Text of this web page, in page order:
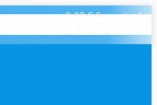
0,00€ 0 genstande